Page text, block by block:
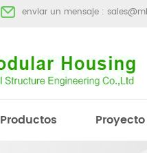
enviar un mensaje :
Productos Proyecto